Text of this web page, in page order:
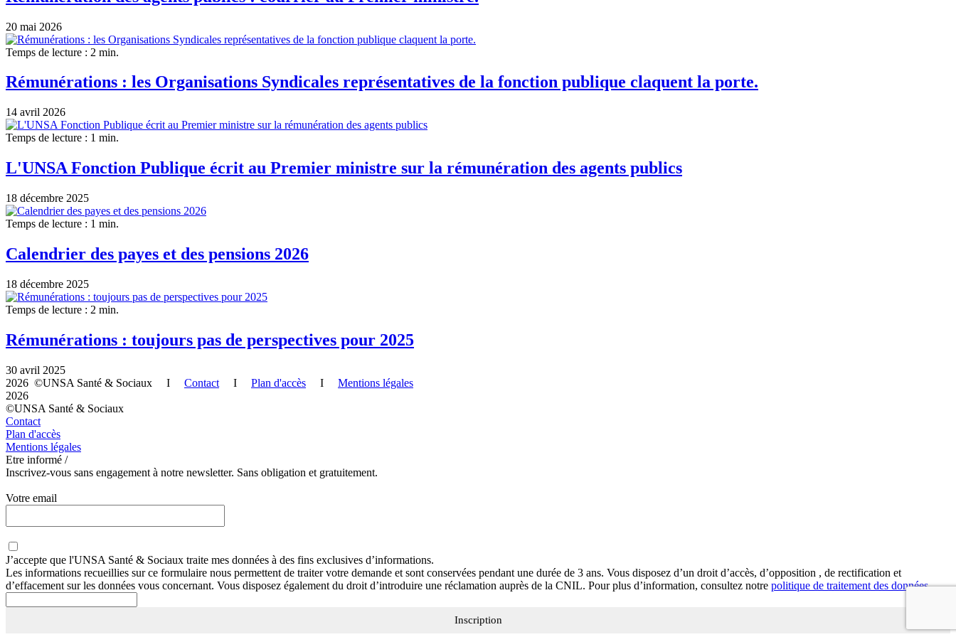
20 mai 2026
Temps de lecture : 2 min.
Rémunérations : les Organisations Syndicales représentatives de la fonction publique claquent la porte.
14 avril 2026
Temps de lecture : 1 min.
L'UNSA Fonction Publique écrit au Premier ministre sur la rémunération des agents publics
18 décembre 2025
Temps de lecture : 1 min.
Calendrier des payes et des pensions 2026
18 décembre 2025
Temps de lecture : 2 min.
Rémunérations : toujours pas de perspectives pour 2025
30 avril 2025
2026 ©UNSA Santé & Sociaux I Contact I Plan d'accès I Mentions légales
2026
©UNSA Santé & Sociaux
Contact
Plan d'accès
Mentions légales
Etre informé /
Inscrivez-vous sans engagement à notre newsletter. Sans obligation et gratuitement.
Votre email
J’accepte que l'UNSA Santé & Sociaux traite mes données à des fins exclusives d’informations.
Les informations recueillies sur ce formulaire nous permettent de traiter votre demande et sont conservées pendant une durée de 3 ans. Vous disposez d’un droit d’accès, d’opposition , de rectification et
d’effacement sur les données vous concernant. Vous disposez également du droit d’introduire une réclamation auprès de la CNIL. Pour plus d’information, consultez notre politique de traitement des données.
Inscription